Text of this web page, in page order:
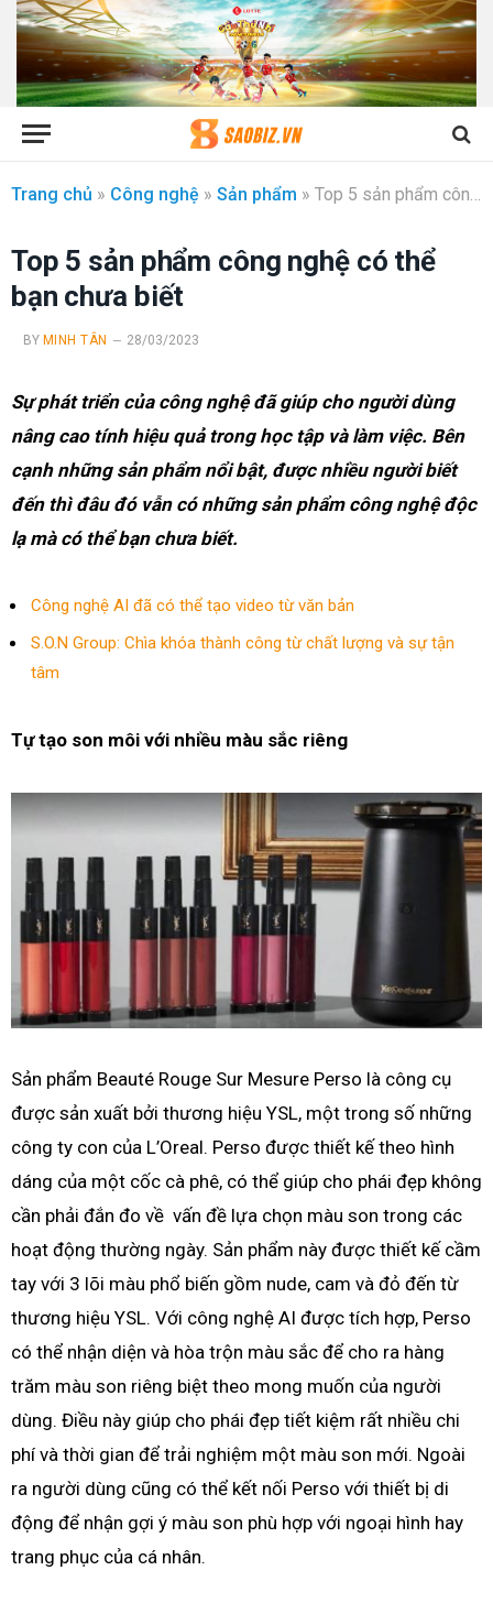
Trang chủ » Công nghệ » Sản phẩm » Top 5 sản phẩm công nghệ có thể bạn chưa biết
Top 5 sản phẩm công nghệ có thể
bạn chưa biết
BY MINH TÂN 28/03/2023
Sự phát triển của công nghệ đã giúp cho người dùng
nâng cao tính hiệu quả trong học tập và làm việc. Bên
cạnh những sản phẩm nổi bật, được nhiều người biết
đến thì đâu đó vẫn có những sản phẩm công nghệ độc
lạ mà có thể bạn chưa biết.
Công nghệ AI đã có thể tạo video từ văn bản
S.O.N Group: Chìa khóa thành công từ chất lượng và sự tận
tâm
Tự tạo son môi với nhiều màu sắc riêng
Sản phẩm Beauté Rouge Sur Mesure Perso là công cụ
được sản xuất bởi thương hiệu YSL, một trong số những
công ty con của L’Oreal. Perso được thiết kế theo hình
dáng của một cốc cà phê, có thể giúp cho phái đẹp không
cần phải đắn đo về vấn đề lựa chọn màu son trong các
hoạt động thường ngày. Sản phẩm này được thiết kế cầm
tay với 3 lõi màu phổ biến gồm nude, cam và đỏ đến từ
thương hiệu YSL. Với công nghệ AI được tích hợp, Perso
có thể nhận diện và hòa trộn màu sắc để cho ra hàng
trăm màu son riêng biệt theo mong muốn của người
dùng. Điều này giúp cho phái đẹp tiết kiệm rất nhiều chi
phí và thời gian để trải nghiệm một màu son mới. Ngoài
ra người dùng cũng có thể kết nối Perso với thiết bị di
động để nhận gợi ý màu son phù hợp với ngoại hình hay
trang phục của cá nhân.